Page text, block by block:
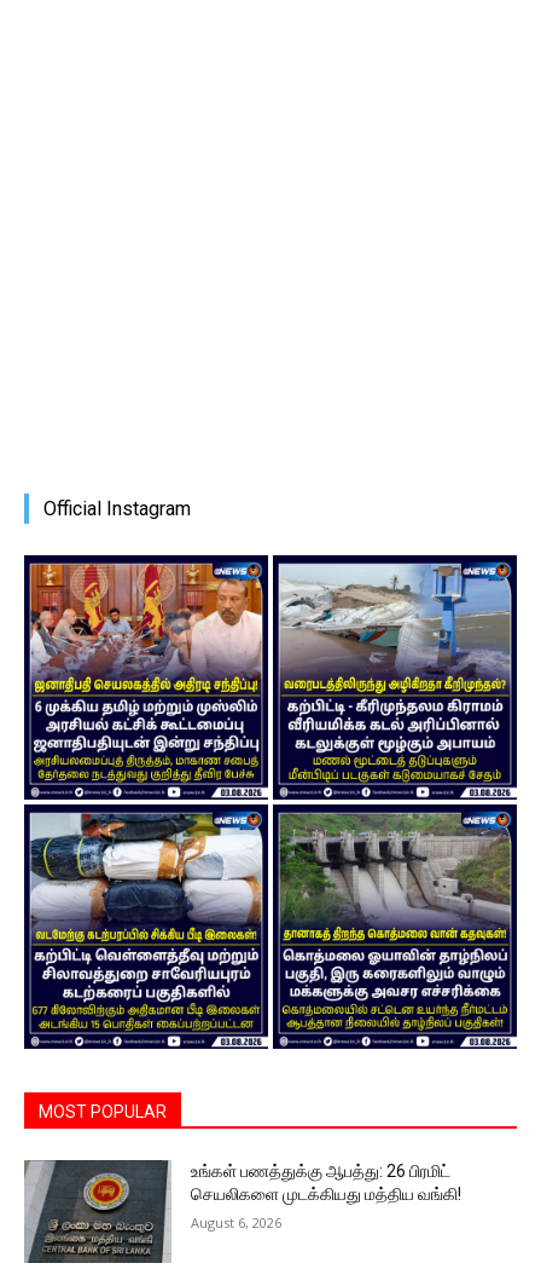
Official Instagram
MOST POPULAR
உங்கள் பணத்துக்கு ஆபத்து: 26 பிரமிட்
செயலிகளை முடக்கியது மத்திய வங்கி!
August 6, 2026